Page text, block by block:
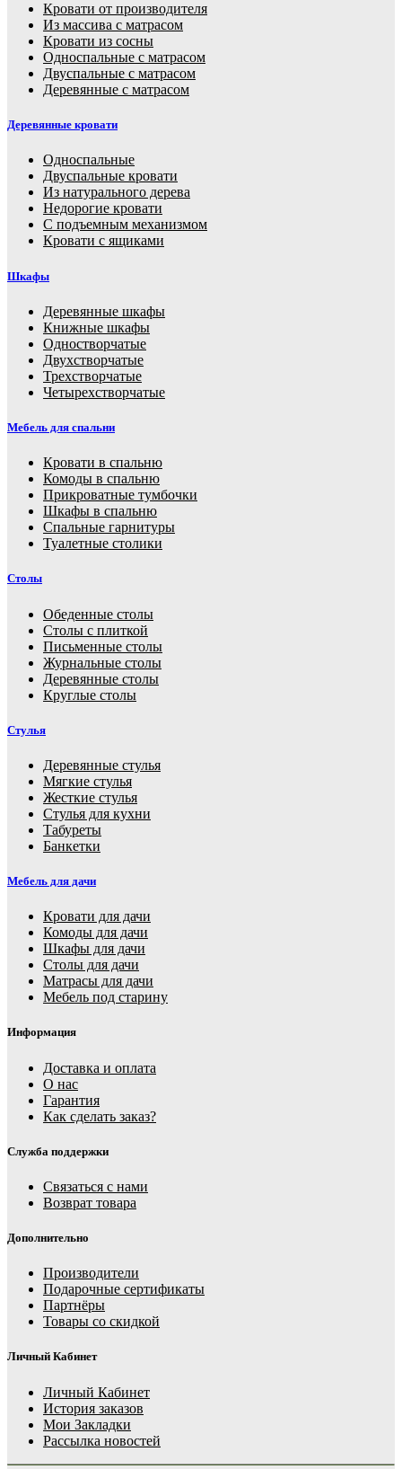
Кровати от производителя
Из массива с матрасом
Кровати из сосны
Односпальные с матрасом
Двуспальные с матрасом
Деревянные с матрасом
Деревянные кровати
Односпальные
Двуспальные кровати
Из натурального дерева
Недорогие кровати
С подъемным механизмом
Кровати с ящиками
Шкафы
Деревянные шкафы
Книжные шкафы
Одностворчатые
Двухстворчатые
Трехстворчатые
Четырехстворчатые
Мебель для спальни
Кровати в спальню
Комоды в спальню
Прикроватные тумбочки
Шкафы в спальню
Спальные гарнитуры
Туалетные столики
Столы
Обеденные столы
Столы с плиткой
Письменные столы
Журнальные столы
Деревянные столы
Круглые столы
Стулья
Деревянные стулья
Мягкие стулья
Жесткие стулья
Стулья для кухни
Табуреты
Банкетки
Мебель для дачи
Кровати для дачи
Комоды для дачи
Шкафы для дачи
Столы для дачи
Матрасы для дачи
Мебель под старину
Информация
Доставка и оплата
О нас
Гарантия
Как сделать заказ?
Служба поддержки
Связаться с нами
Возврат товара
Дополнительно
Производители
Подарочные сертификаты
Партнёры
Товары со скидкой
Личный Кабинет
Личный Кабинет
История заказов
Мои Закладки
Рассылка новостей